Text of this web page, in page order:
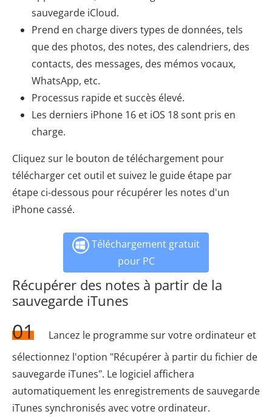
sauvegarde iCloud.
Prend en charge divers types de données, tels
que des photos, des notes, des calendriers, des
contacts, des messages, des mémos vocaux,
WhatsApp, etc.
Processus rapide et succès élevé.
Les derniers iPhone 16 et iOS 18 sont pris en
charge.
Cliquez sur le bouton de téléchargement pour
télécharger cet outil et suivez le guide étape par
étape ci-dessous pour récupérer les notes d'un
iPhone cassé.
Téléchargement gratuit
pour PC
Récupérer des notes à partir de la
sauvegarde iTunes
01
Lancez le programme sur votre ordinateur et
sélectionnez l'option "Récupérer à partir du fichier de
sauvegarde iTunes". Le logiciel affichera
automatiquement les enregistrements de sauvegarde
iTunes synchronisés avec votre ordinateur.